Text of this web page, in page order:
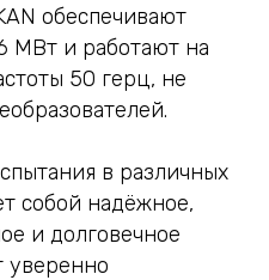
обеспечивают
МВт и работают на
50 герц, не
в различных
собой надёжное,
и долговечное
уверенно